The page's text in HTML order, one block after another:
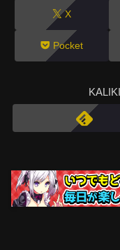
X
Pocket